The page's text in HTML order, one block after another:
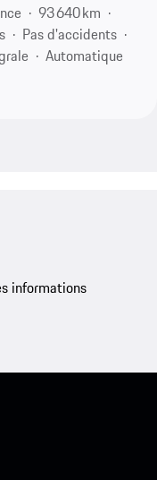
93 640 km
Pas d'accidents
Automatique
informations